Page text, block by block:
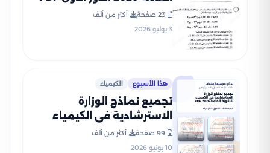
لطلاب الصف الثالث الثانوي
23 صفحة
أكثر من ألف
3 يوليو 2026
هذا الأسبوع الكيمياء
تجميع نماذج الوزارة
الاسترشادية في الكيمياء
للثانوية العامة 2026 PDF
99 صفحة
أكثر من ألف
10 يونيو 2026